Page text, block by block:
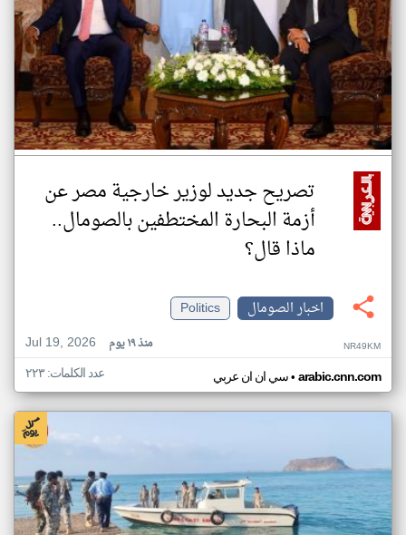
تصريح جديد لوزير خارجية مصر عن
أزمة البحارة المختطفين بالصومال..
ماذا قال؟
اخبار الصومال
Politics
Jul 19, 2026
منذ ١٩ يوم NR49KM
سي ان ان عربي• arabic.cnn.com عدد الكلمات: ٢٢٣